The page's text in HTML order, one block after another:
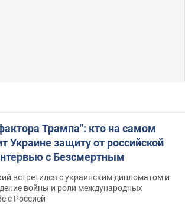
Трампа": кто на самом
Украине защиту от российской
с Безсмертным
встретился с украинским дипломатом и
войны и роли международных
с Россией